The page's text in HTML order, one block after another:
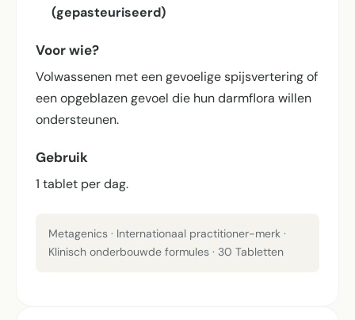
(gepasteuriseerd)
Voor wie?
Volwassenen met een gevoelige spijsvertering of
een opgeblazen gevoel die hun darmflora willen
ondersteunen.
Gebruik
1 tablet per dag.
Metagenics · Internationaal practitioner-merk ·
Klinisch onderbouwde formules · 30 Tabletten